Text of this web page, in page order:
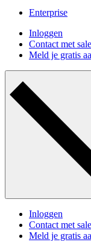
Enterprise
Inloggen
Contact met
Meld je gratis
Inloggen
Contact met
Meld je gratis